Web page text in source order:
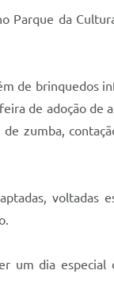
Parque da
de brinquedos
de adoção de
zumba,
voltadas
um dia especial